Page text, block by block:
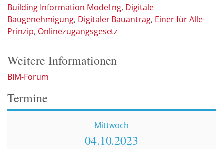
Building Information Modeling Digitale
Baugenehmigung Digitaler Bauantrag Einer für Alle-
Prinzip Onlinezugangsgesetz
Termine
Mittwoch
04.10.2023
Weitere Informationen
BIM-Forum